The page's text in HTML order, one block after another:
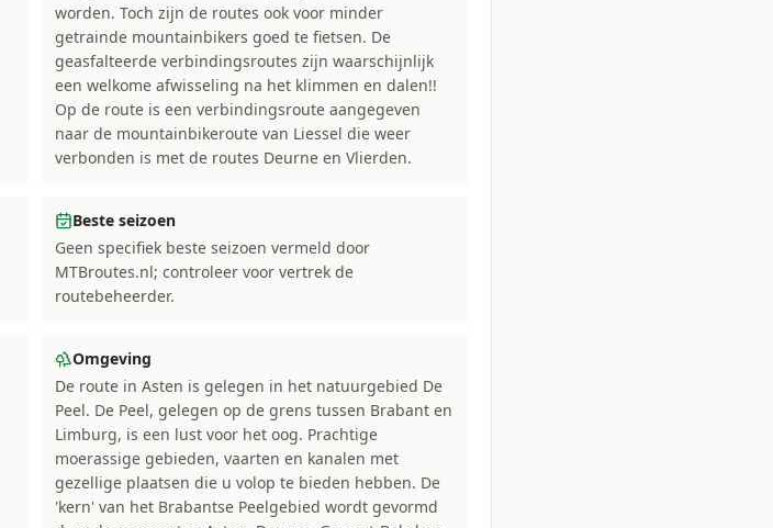
worden. Toch zijn de routes ook voor minder
getrainde mountainbikers goed te fietsen. De
geasfalteerde verbindingsroutes zijn waarschijnlijk
een welkome afwisseling na het klimmen en dalen!!
Op de route is een verbindingsroute aangegeven
naar de mountainbikeroute van Liessel die weer
verbonden is met de routes Deurne en Vlierden.
Beste seizoen
Geen specifiek beste seizoen vermeld door
MTBroutes.nl; controleer voor vertrek de
routebeheerder.
Omgeving
De route in Asten is gelegen in het natuurgebied De
Peel. De Peel, gelegen op de grens tussen Brabant en
Limburg, is een lust voor het oog. Prachtige
moerassige gebieden, vaarten en kanalen met
gezellige plaatsen die u volop te bieden hebben. De
'kern' van het Brabantse Peelgebied wordt gevormd